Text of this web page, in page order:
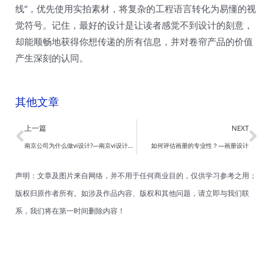
线”，优先使用实拍素材，将复杂的工程语言转化为易懂的视
觉符号。记住，最好的设计是让读者感觉不到设计的刻意，
却能顺畅地获得你想传递的所有信息，并对卷帘产品的价值
产生深刻的认同。
其他文章
Prev
上一篇
南京公司为什么做vi设计?—南京vi设计公司
NEXT
如何评估画册的专业性？—画册设计
声明：文章及图片来自网络，并不用于任何商业目的，仅供学习参考之用；
版权归原作者所有。如涉及作品内容、版权和其他问题，请立即与我们联
系，我们将在第一时间删除内容！